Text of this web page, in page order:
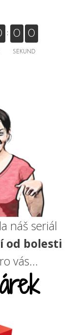
0 0
SEKUND
náš seriál
od bolesti
vás...